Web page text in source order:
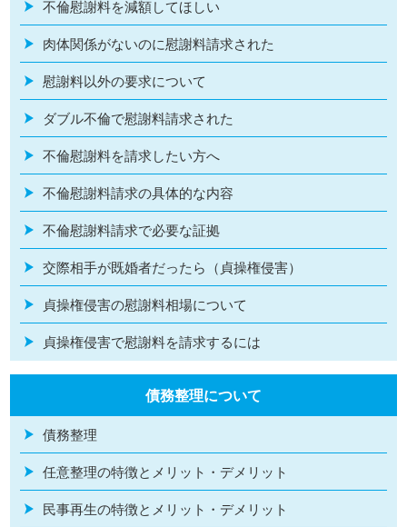
不倫慰謝料を減額してほしい
肉体関係がないのに慰謝料請求された
慰謝料以外の要求について
ダブル不倫で慰謝料請求された
不倫慰謝料を請求したい方へ
不倫慰謝料請求の具体的な内容
不倫慰謝料請求で必要な証拠
交際相手が既婚者だったら（貞操権侵害）
貞操権侵害の慰謝料相場について
貞操権侵害で慰謝料を請求するには
債務整理について
債務整理
任意整理の特徴とメリット・デメリット
民事再生の特徴とメリット・デメリット